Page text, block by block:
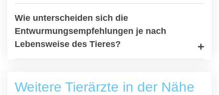
Wie unterscheiden sich die
Entwurmungsempfehlungen je nach
Lebensweise des Tieres?
Weitere Tierärzte in der Nähe